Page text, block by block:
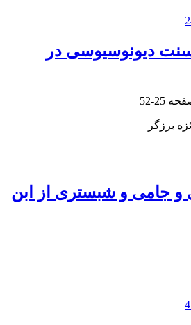
دیونوسیوسی در
25-52
برزگر
و جامی و شبستری از ابن